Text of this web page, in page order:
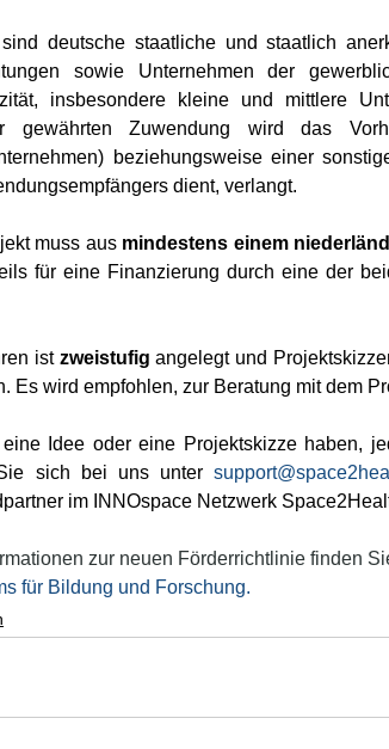
deutsche staatliche und staatlich
sowie Unternehmen der
insbesondere kleine und mittlere
gewährten Zuwendung wird das
beziehungsweise einer
dient, verlangt.
muss aus mindestens einem
für eine Finanzierung durch eine der
ist zweistufig angelegt und
Es wird empfohlen, zur Beratung mit dem
Idee oder eine Projektskizze haben,
sich bei uns unter
im INNOspace Netzwerk
zur neuen Förderrichtlinie finden
für Bildung und Forschung.